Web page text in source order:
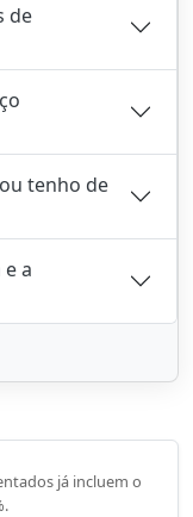
de
tenho de
a
já incluem o